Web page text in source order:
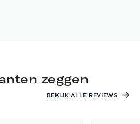
zeggen
BEKIJK ALLE REVIEWS